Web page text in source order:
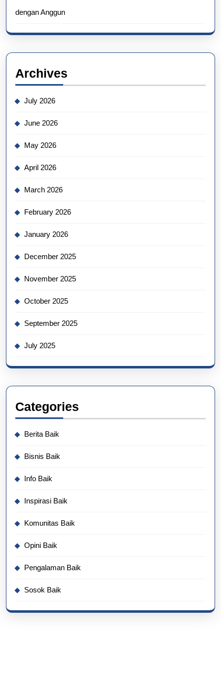
dengan Anggun
Archives
July 2026
June 2026
May 2026
April 2026
March 2026
February 2026
January 2026
December 2025
November 2025
October 2025
September 2025
July 2025
Categories
Berita Baik
Bisnis Baik
Info Baik
Inspirasi Baik
Komunitas Baik
Opini Baik
Pengalaman Baik
Sosok Baik